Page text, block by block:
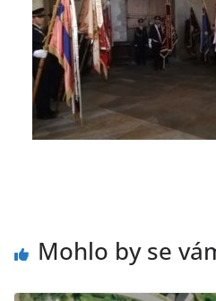
Mohlo by se